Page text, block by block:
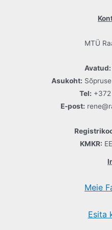
MTÜ
Avatud:
Asukoht:
Tel:
E-post:
KMKR:
Meie
Esita